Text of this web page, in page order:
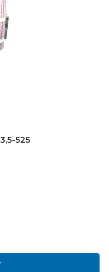
3,5-525